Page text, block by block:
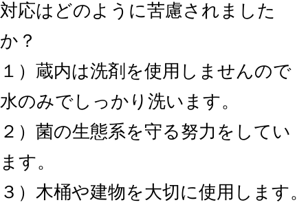
対応はどのように苦慮されました
か？
１）蔵内は洗剤を使用しませんので
水のみでしっかり洗います。
２）菌の生態系を守る努力をしてい
ます。
３）木桶や建物を大切に使用します。